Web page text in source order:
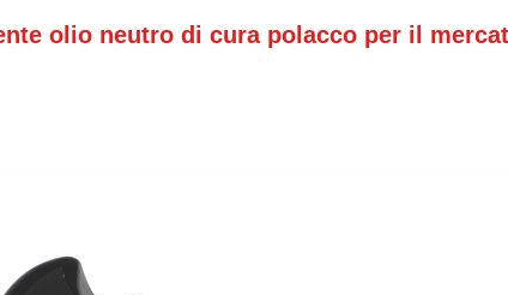
olio neutro di cura polacco per il